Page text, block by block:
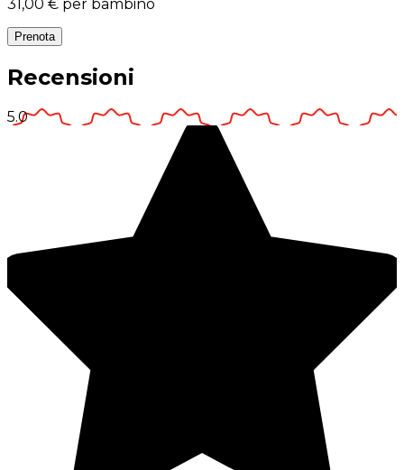
31,00 € per bambino
Prenota
Recensioni
5.0